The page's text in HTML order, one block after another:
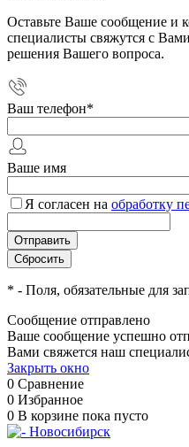
Оставьте Ваше сообщение и
специалисты свяжутся с
решения Вашего вопроса.
Ваш телефон*
Ваше имя
Я согласен на обработку
* - Поля, обязательные для
Сообщение отправлено
Ваше сообщение успешно
Вами свяжется наш
Закрыть окно
0 Сравнение
0 Избранное
0 В корзине пока пусто